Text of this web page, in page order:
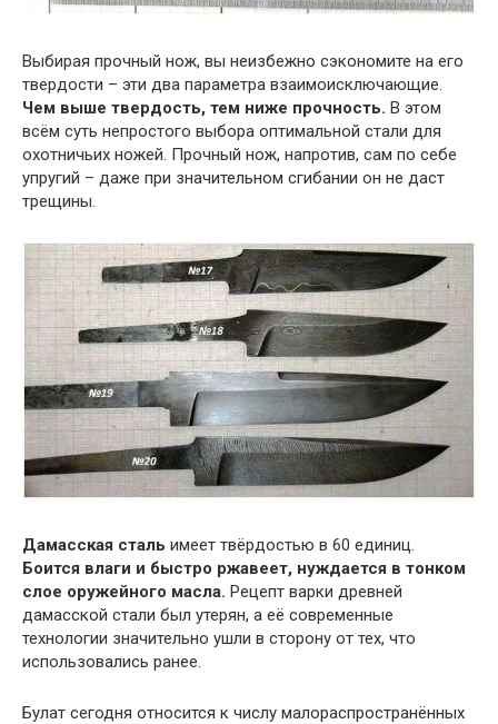
Выбирая прочный нож, вы неизбежно сэкономите на его
твердости – эти два параметра взаимоисключающие.
Чем выше твердость, тем ниже прочность. В этом
всём суть непростого выбора оптимальной стали для
охотничьих ножей. Прочный нож, напротив, сам по себе
упругий – даже при значительном сгибании он не даст
трещины.
Дамасская сталь имеет твёрдостью в 60 единиц.
Боится влаги и быстро ржавеет, нуждается в тонком
слое оружейного масла. Рецепт варки древней
дамасской стали был утерян, а её современные
технологии значительно ушли в сторону от тех, что
использовались ранее.
Булат сегодня относится к числу малораспространённых